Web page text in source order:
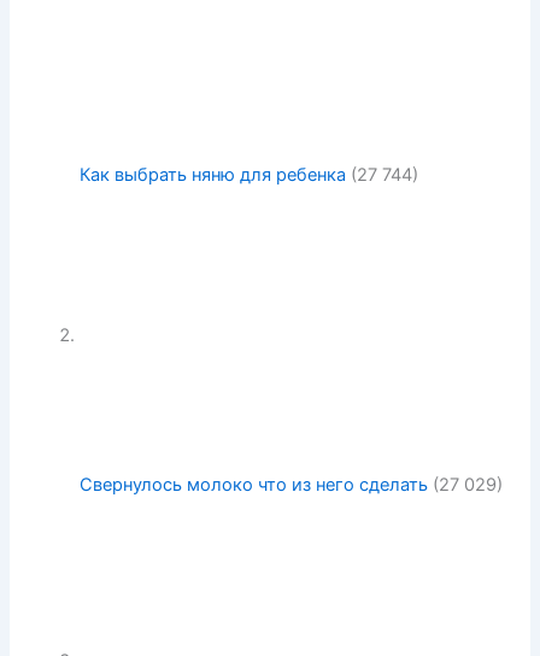
Как выбрать няню для ребенка (27 744)
Свернулось молоко что из него сделать (27 029)